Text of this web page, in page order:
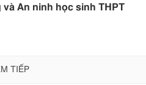
và An ninh học sinh THPT
TIẾP